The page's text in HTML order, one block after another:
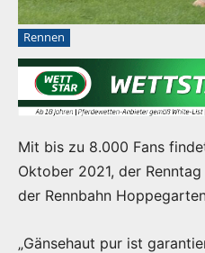
Rennen
Mit bis zu 8.000 Fans
Oktober 2021, der
der Rennbahn
„Gänsehaut pur ist